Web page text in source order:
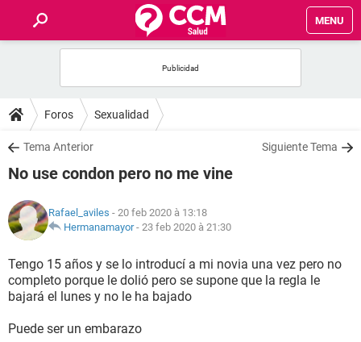
MENU
FORUMS
SALUD
NUTRICIÓN
BIENESTAR
Foros Sexualidad
Tema Anterior Siguiente Tema
No use condon pero no me vine
Rafael_aviles - 20 feb 2020 à 13:18
Hermanamayor- 23 feb 2020 à 21:30
Tengo 15 años y se lo introducí a mi novia una vez pero no
completo porque le dolió pero se supone que la regla le
bajará el lunes y no le ha bajado
Puede ser un embarazo